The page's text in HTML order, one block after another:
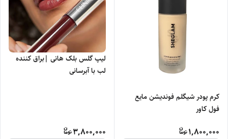
کرم پودر شیگلم فوندیشن مایع
فول کاور
1,800,000
لیپ گلس بلک هانی |براق کننده
لب با آبرسانی
3,800,000